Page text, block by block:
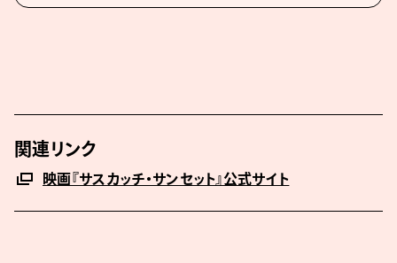
関連リンク
映画『サスカッチ・サンセット』公式サイト